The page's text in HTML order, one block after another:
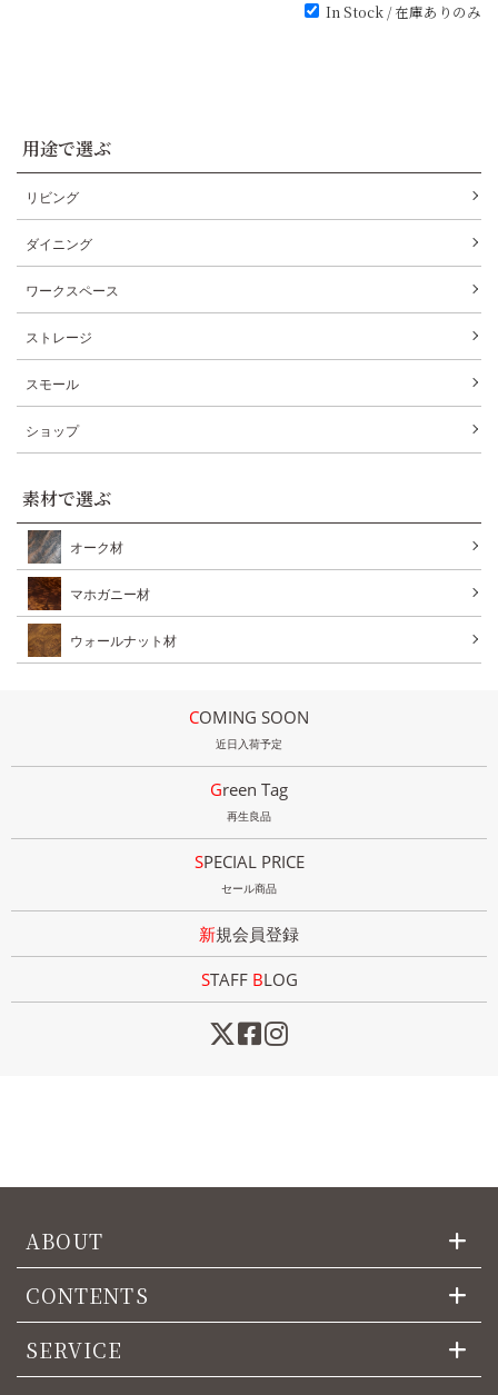
In Stock / 在庫ありのみ
用途で選ぶ
リビング
ダイニング
ワークスペース
ストレージ
スモール
ショップ
素材で選ぶ
オーク材
マホガニー材
ウォールナット材
COMING SOON
近日入荷予定
Green Tag
再生良品
SPECIAL PRICE
セール商品
新規会員登録
STAFF BLOG
ABOUT
CONTENTS
SERVICE